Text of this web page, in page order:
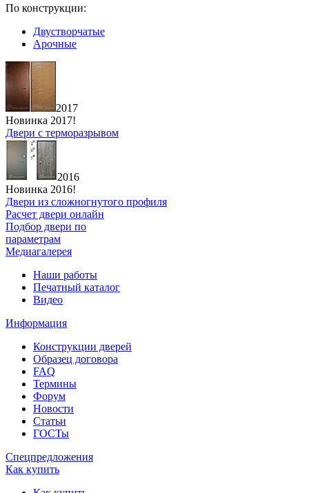
По конструкции:
Двустворчатые
Арочные
2017
Новинка 2017!
Двери с терморазрывом
2016
Новинка 2016!
Двери из сложногнутого профиля
Расчет двери онлайн
Подбор двери по
параметрам
Медиагалерея
Наши работы
Печатный каталог
Видео
Информация
Конструкции дверей
Образец договора
FAQ
Термины
Форум
Новости
Статьи
ГОСТы
Спецпредложения
Как купить